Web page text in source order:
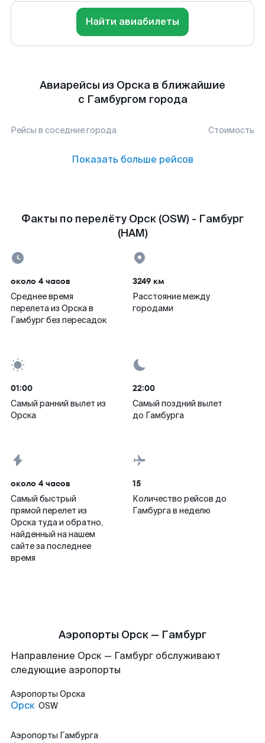
Найти авиабилеты
Авиарейсы из Орска в ближайшие
с Гамбургом города
Рейсы в соседние города Стоимость
Показать больше рейсов
Факты по перелёту Орск (OSW) - Гамбург
(HAM)
около 4 часов
Среднее время
перелета из Орска в
Гамбург без пересадок
3249 км
Расстояние между
городами
01:00
Самый ранний вылет из
Орска
22:00
Самый поздний вылет
до Гамбурга
около 4 часов
Самый быстрый
прямой перелет из
Орска туда и обратно,
найденный на нашем
сайте за последнее
время
15
Количество рейсов до
Гамбурга в неделю
Аэропорты Орск — Гамбург
Направление Орск — Гамбург обслуживают
следующие аэропорты
Аэропорты Орска
Орск OSW
Аэропорты Гамбурга